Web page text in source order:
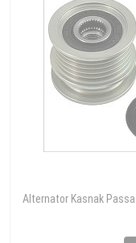
Alternator Kasnak